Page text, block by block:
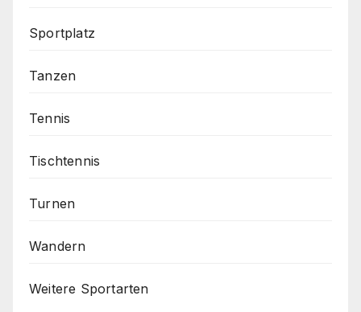
Sportplatz
Tanzen
Tennis
Tischtennis
Turnen
Wandern
Weitere Sportarten